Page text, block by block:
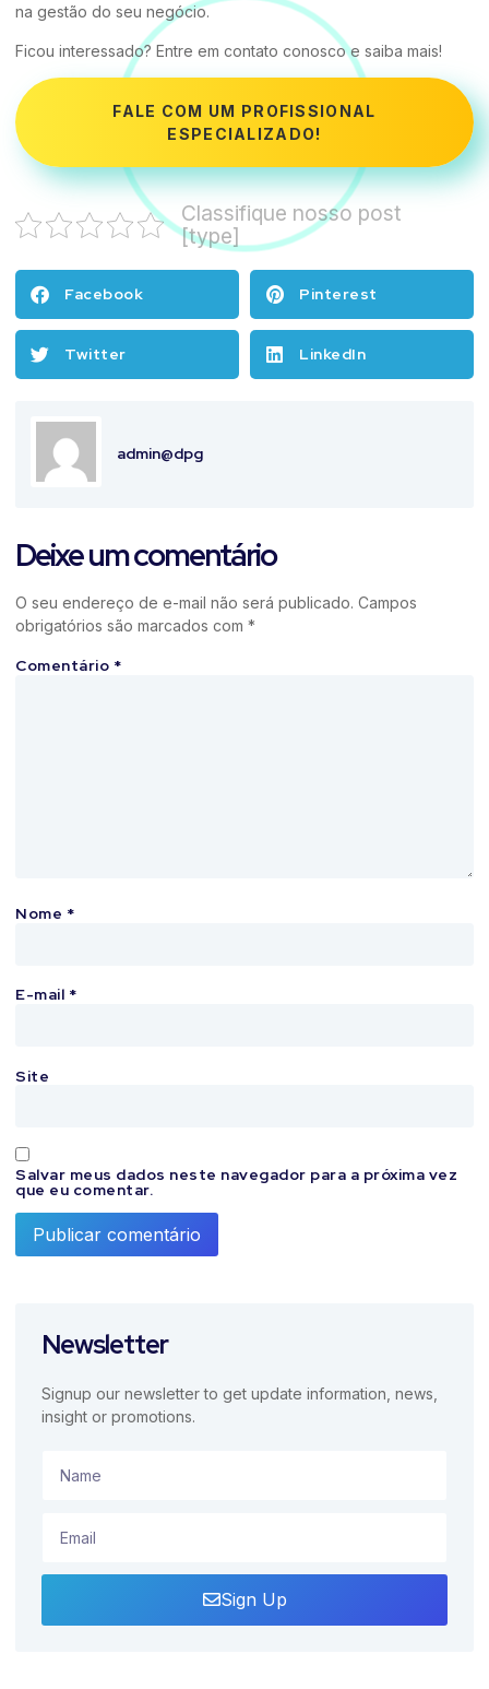
na gestão do seu negócio.
Ficou interessado? Entre em contato conosco e saiba mais!
FALE COM UM PROFISSIONAL
ESPECIALIZADO!
Classifique nosso post
[type]
Facebook Pinterest
Twitter LinkedIn
admin@dpg
Deixe um comentário
O seu endereço de e-mail não será publicado. Campos
obrigatórios são marcados com *
Comentário *
Nome *
E-mail *
Site
Salvar meus dados neste navegador para a próxima vez
que eu comentar.
Newsletter
Signup our newsletter to get update information, news,
insight or promotions.
Sign Up